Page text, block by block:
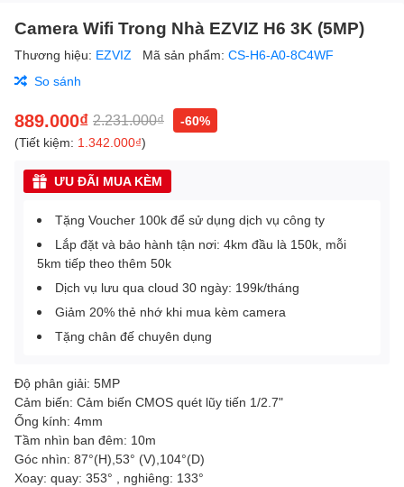
Camera Wifi Trong Nhà EZVIZ H6 3K (5MP)
Thương hiệu: EZVIZ Mã sản phẩm: CS-H6-A0-8C4WF
So sánh
889.000₫ 2.231.000₫
-60%
(Tiết kiệm: 1.342.000₫)
ƯU ĐÃI MUA KÈM
Tặng Voucher 100k để sử dụng dịch vụ công ty
Lắp đặt và bảo hành tận nơi: 4km đầu là 150k, mỗi
5km tiếp theo thêm 50k
Dịch vụ lưu qua cloud 30 ngày: 199k/tháng
Giảm 20% thẻ nhớ khi mua kèm camera
Tặng chân đế chuyên dụng
Độ phân giải: 5MP
Cảm biến: Cảm biến CMOS quét lũy tiến 1/2.7"
Ống kính: 4mm
Tầm nhìn ban đêm: 10m
Góc nhìn: 87°(H),53° (V),104°(D)
Xoay: quay: 353° , nghiêng: 133°